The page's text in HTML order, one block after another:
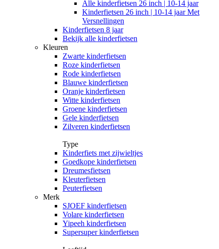
Alle kinderfietsen 26 inch | 10-14 jaar
Kinderfietsen 26 inch | 10-14 jaar Met
Versnellingen
Kinderfietsen 8 jaar
Bekijk alle kinderfietsen
Kleuren
Zwarte kinderfietsen
Roze kinderfietsen
Rode kinderfietsen
Blauwe kinderfietsen
Oranje kinderfietsen
Witte kinderfietsen
Groene kinderfietsen
Gele kinderfietsen
Zilveren kinderfietsen
Type
Kinderfiets met zijwieltjes
Goedkope kinderfietsen
Dreumesfietsen
Kleuterfietsen
Peuterfietsen
Merk
SJOEF kinderfietsen
Volare kinderfietsen
Yipeeh kinderfietsen
Supersuper kinderfietsen